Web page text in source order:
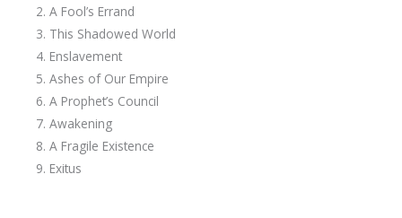
2. A Fool’s Errand
3. This Shadowed World
4. Enslavement
5. Ashes of Our Empire
6. A Prophet’s Council
7. Awakening
8. A Fragile Existence
9. Exitus